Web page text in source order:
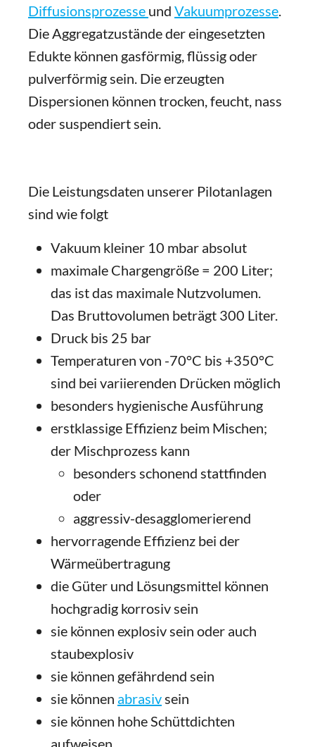
Diffusionsprozesse und Vakuumprozesse.
Die Aggregatzustände der eingesetzten
Edukte können gasförmig, flüssig oder
pulverförmig sein. Die erzeugten
Dispersionen können trocken, feucht, nass
oder suspendiert sein.
Die Leistungsdaten unserer Pilotanlagen
sind wie folgt
Vakuum kleiner 10 mbar absolut
maximale Chargengröße = 200 Liter;
das ist das maximale Nutzvolumen.
Das Bruttovolumen beträgt 300 Liter.
Druck bis 25 bar
Temperaturen von -70°C bis +350°C
sind bei variierenden Drücken möglich
besonders hygienische Ausführung
erstklassige Effizienz beim Mischen;
der Mischprozess kann
besonders schonend stattfinden
oder
aggressiv-desagglomerierend
hervorragende Effizienz bei der
Wärmeübertragung
die Güter und Lösungsmittel können
hochgradig korrosiv sein
sie können explosiv sein oder auch
staubexplosiv
sie können gefährdend sein
sie können abrasivsein
sie können hohe Schüttdichten
aufweisen